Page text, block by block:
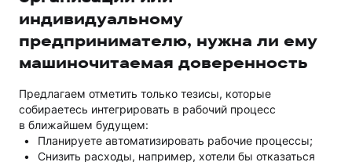
индивидуальному
предпринимателю, нужна ли ему
машиночитаемая доверенность
Предлагаем отметить только тезисы, которые
собираетесь интегрировать в рабочий процесс
в ближайшем будущем:
Планируете автоматизировать рабочие процессы;
Снизить расходы, например, хотели бы отказаться